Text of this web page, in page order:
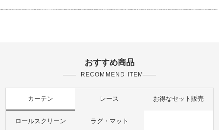
おすすめ商品
RECOMMEND ITEM
カーテン レース お得なセット販売
ロールスクリーン ラグ・マット